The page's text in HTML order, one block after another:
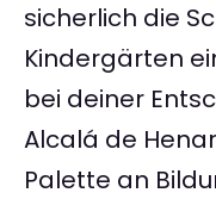
sicherlich die
Kindergärten
bei deiner
Alcalá de
Palette an